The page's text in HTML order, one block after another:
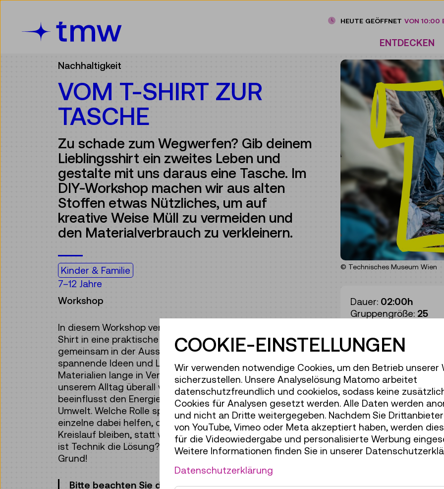
ENTDECKEN
HEUTE GEÖFFNET VON 10:00
Nachhaltigkeit
VOM T-SHIRT ZUR
TASCHE
Zu schade zum Wegwerfen? Gib deinem
Lieblingsshirt ein zweites Leben und
gestalte mit uns daraus eine Tasche. Im
DIY-Workshop machen wir aus alten
Stoffen etwas Nützliches, um auf
kreative Weise Müll zu vermeiden und
den Materialverbrauch zu verkleinern.
Kinder & Familie
7–12 Jahre
Workshop
In diesem Workshop verwandelst du dein mitgebrachtes T-
Shirt in eine praktische DIY-Tragtasche. Zuvor erkunden wir
gemeinsam in der AusstellungMore than Recycling
spannende Ideen und Lösungen, um Abfall zu verringern und
Materialien lange in Verwendung zu halten. Textilien sind in
unserem Alltag überall vorhanden und ihre Herstellung
beeinflusst den Energie- und Wasserverbrauch sowie die
Umwelt. Welche Rolle spielt hier Fast Fashion? Wie kann jeder
einzelne dabei helfen, dass Produkte und Rohstoffe lange im
Kreislauf bleiben, statt verschwendet zu werden? Und wann
ist Technik die Lösung? Dem gehen wir gemeinsam auf den
Grund!
Bitte beachten Sie die Altersangaben! Kinder unter 8
© Technisches Museum Wien
Dauer: 02:00h
Gruppengröße: 25
Unter 19 Jahren
COOKIE-EINSTELLUNGEN
Wir verwenden notwendige Cookies, um den Betrieb unserer
sicherzustellen. Unsere Analyselösung Matomo arbeitet
datenschutzfreundlich und cookielos, sodass keine
Cookies für Analysen gesetzt werden. Alle Daten werden
und nicht an Dritte weitergegeben. Nachdem Sie
von YouTube, Vimeo oder Meta akzeptiert haben, werden
für die Videowiedergabe und personalisierte Werbung
Weitere Informationen finden Sie in unserer
Datenschutzerklärung